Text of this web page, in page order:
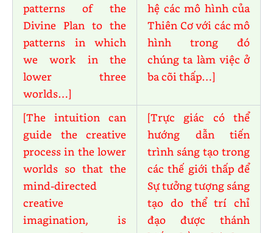
patterns of the
Divine Plan to the
patterns in which
we work in the
lower three
worlds…]
hệ các mô hình của
Thiên Cơ với các mô
hình trong đó
chúng ta làm việc ở
ba cõi thấp…]
[The intuition can
guide the creative
process in the lower
worlds so that the
mind-directed
creative
imagination, is
[Trực giác có thể
hướng dẫn tiến
trình sáng tạo trong
các thế giới thấp để
Sự tưởng tượng sáng
tạo do thể trí chỉ
đạo được thánh